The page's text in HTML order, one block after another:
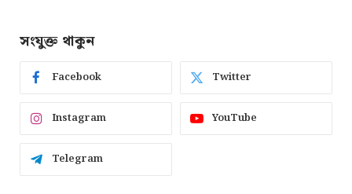
সংযুক্ত থাকুন
Facebook Twitter
Instagram YouTube
Telegram